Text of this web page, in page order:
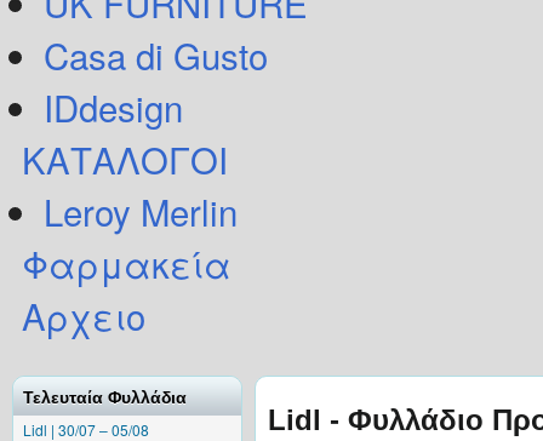
Casa di Gusto
IDdesign
ΚΑΤΑΛΟΓΟΙ
Leroy Merlin
Φαρμακεία
Αρχειο
Τελευταία Φυλλάδια
Lidl | 30/07 – 05/08
Lidl - Φυλλάδιο